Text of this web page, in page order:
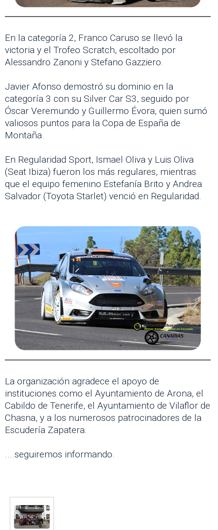
En la categoría 2, Franco Caruso se llevó la
victoria y el Trofeo Scratch, escoltado por
Alessandro Zanoni y Stefano Gazziero.
Javier Afonso demostró su dominio en la
categoría 3 con su Silver Car S3, seguido por
Óscar Veremundo y Guillermo Évora, quien sumó
valiosos puntos para la Copa de España de
Montaña.
En Regularidad Sport, Ismael Oliva y Luis Oliva
(Seat Ibiza) fueron los más regulares, mientras
que el equipo femenino Estefanía Brito y Andrea
Salvador (Toyota Starlet) venció en Regularidad.
La organización agradece el apoyo de
instituciones como el Ayuntamiento de Arona, el
Cabildo de Tenerife, el Ayuntamiento de Vilaflor de
Chasna, y a los numerosos patrocinadores de la
Escudería Zapatera.
....seguiremos informando.